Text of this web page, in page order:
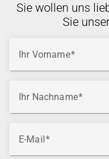
Sie wollen uns
Sie
Ihr Vorname
Ihr Nachname
E-Mail